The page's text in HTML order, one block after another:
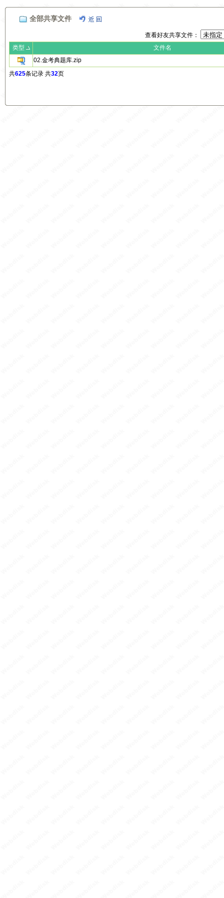
全部共享文件
查看好友共享文件：
类型
文件名
02.金考典题库.zip
共625条记录 共32页